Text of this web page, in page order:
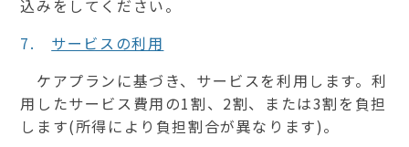
込みをしてください。
7. サービスの利用
ケアプランに基づき、サービスを利用します。利
用したサービス費用の1割、2割、または3割を負担
します(所得により負担割合が異なります)。